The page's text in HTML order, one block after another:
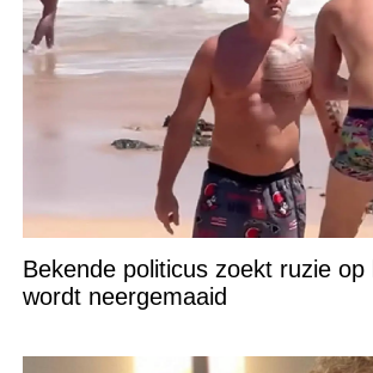
Bekende politicus zoekt ruzie op
wordt neergemaaid